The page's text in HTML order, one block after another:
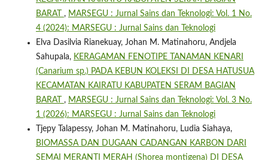
BARAT , MARSEGU : Jurnal Sains dan Teknologi: Vol. 1 No.
4 (2024): MARSEGU : Jurnal Sains dan Teknologi
Elva Dasilvia Rianekuay, Johan M. Matinahoru, Andjela
Sahupala, KERAGAMAN FENOTIPE TANAMAN KENARI
(Canarium sp.) PADA KEBUN KOLEKSI DI DESA HATUSUA
KECAMATAN KAIRATU KABUPATEN SERAM BAGIAN
BARAT , MARSEGU : Jurnal Sains dan Teknologi: Vol. 3 No.
1 (2026): MARSEGU : Jurnal Sains dan Teknologi
Tjepy Talapessy, Johan M. Matinahoru, Ludia Siahaya,
BIOMASSA DAN DUGAAN CADANGAN KARBON DARI
SEMAI MERANTI MERAH (Shorea montigena) DI DESA